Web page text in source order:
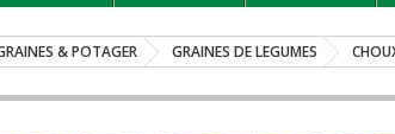
& POTAGER GRAINES DE LEGUMES